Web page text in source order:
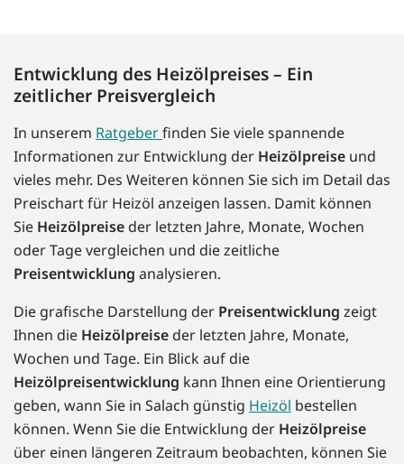
Entwicklung des Heizölpreises – Ein
zeitlicher Preisvergleich
In unserem Ratgeberfinden Sie viele spannende
Informationen zur Entwicklung der Heizölpreise und
vieles mehr. Des Weiteren können Sie sich im Detail das
Preischart für Heizöl anzeigen lassen. Damit können
Sie Heizölpreise der letzten Jahre, Monate, Wochen
oder Tage vergleichen und die zeitliche
Preisentwicklung analysieren.
Die grafische Darstellung der Preisentwicklung zeigt
Ihnen die Heizölpreise der letzten Jahre, Monate,
Wochen und Tage. Ein Blick auf die
Heizölpreisentwicklung kann Ihnen eine Orientierung
geben, wann Sie in Salach günstig Heizöl bestellen
können. Wenn Sie die Entwicklung der Heizölpreise
über einen längeren Zeitraum beobachten, können Sie